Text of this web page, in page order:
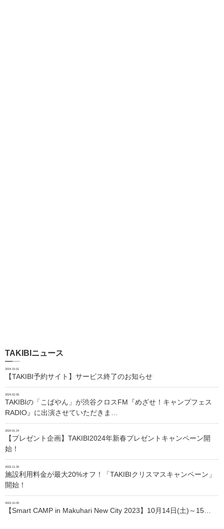
TAKIBIニュース
2024.10.01
【TAKIBI予約サイト】サービス終了のお知らせ
2024.02.06
TAKIBIの「こばやん」が渋谷クロスFM『めざせ！キャンプフェス
RADIO』に出演させていただきま…
2024.01.24
【プレゼント企画】TAKIBI2024年新春プレゼントキャンペーン開
始！
2023.11.30
施設利用料金が最大20%オフ！「TAKIBIクリスマスキャンペーン」
開始！
2023.10.05
【Smart CAMP in Makuhari New City 2023】10月14日(土)～15…